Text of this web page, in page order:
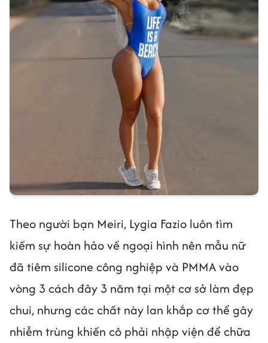
Theo người bạn Meiri, Lygia Fazio luôn tìm
kiếm sự hoàn hảo về ngoại hình nên mẫu nữ
đã tiêm silicone công nghiệp và PMMA vào
vòng 3 cách đây 3 năm tại một cơ sở làm đẹp
chui, nhưng các chất này lan khắp cơ thể gây
nhiễm trùng khiến cô phải nhập viện để chữa